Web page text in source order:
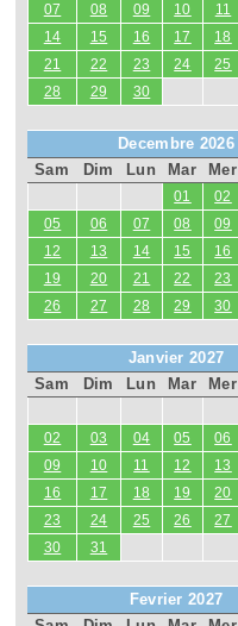
07
08 09 10 11
14
15 16 17 18
21
22 23 24 25
28
29 30
Decembre 2026
Sam
Dim Lun Mar Mer
01 02
05
06 07 08 09
12
13 14 15 16
19
20 21 22 23
26
27 28 29 30
Janvier 2027
Sam
Dim Lun Mar Mer
02
03 04 05 06
09
10 11 12 13
16
17 18 19 20
23
24 25 26 27
30
31
Fevrier 2027